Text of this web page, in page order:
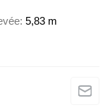
5,83 m